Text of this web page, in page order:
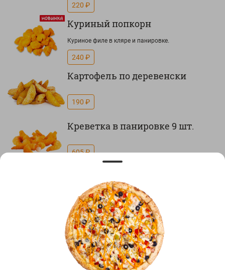
220 ₽
Куриный попкорн
Куриное филе в кляре и панировке.
240 ₽
Картофель по деревенски
190 ₽
Креветка в панировке 9 шт.
605 ₽
765 ₽
Наггетсы 9 шт
280 ₽